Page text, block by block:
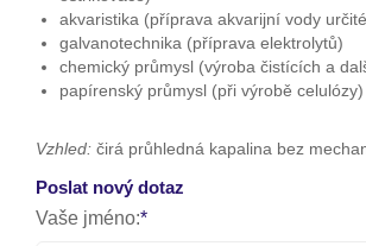
akvaristika (příprava akvarijní vody
galvanotechnika (příprava elektrolytů)
chemický průmysl (výroba čistících a
papírenský průmysl (při výrobě celulózy)
Vzhled: čirá průhledná kapalina bez
Poslat nový dotaz
Vaše jméno: